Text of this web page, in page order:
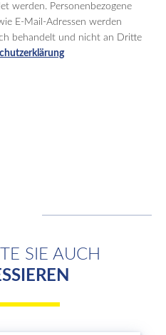
werden. Personenbezogene
E-Mail-Adressen werden
behandelt und nicht an Dritte
SIE AUCH